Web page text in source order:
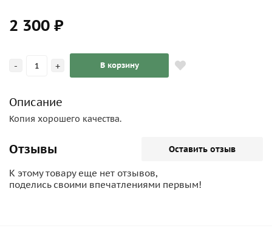
2 300 ₽
- + В корзину
Описание
Копия хорошего качества.
Отзывы Оставить отзыв
К этому товару еще нет отзывов,
поделись своими впечатлениями первым!